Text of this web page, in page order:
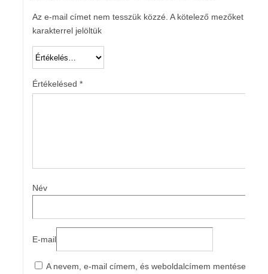
Az e-mail címet nem tesszük közzé. A kötelező mezőket
karakterrel jelöltük
Értékelésed *
Név
E-mail
A nevem, e-mail címem, és weboldalcímem mentése a